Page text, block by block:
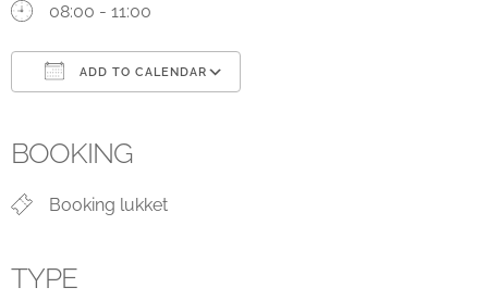
08:00 - 11:00
ADD TO CALENDAR
BOOKING
Booking lukket
TYPE